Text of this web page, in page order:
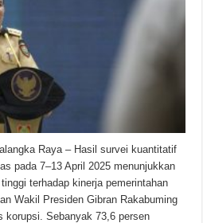
Raya – Hasil survei kuantitatif
pada 7–13 April 2025 menunjukkan
terhadap kinerja pemerintahan
Wakil Presiden Gibran Rakabuming
korupsi. Sebanyak 73,6 persen